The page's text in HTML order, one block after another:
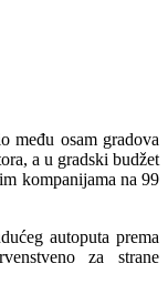
među osam gradova
a u gradski budžet
kompanijama na 99
autoputa prema
za strane